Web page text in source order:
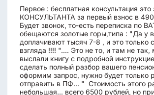
Первое : бесплатная консультация это
КОНСУЛЬТАНТА за первый взнос в
Будет звонок, то-есть переписка по
обещаются золотые горы,типа : "Да у
доплачивают тысяч 7-8 , и это только
взгляда !!!! ".... Это не то, и там не
выслали книгу с подробной
сделать полный разбор вашего
оформим запрос, нужно будет только
отправить в ПФ... " Стоимость этого
небольшая... всего 6500 рублей, но